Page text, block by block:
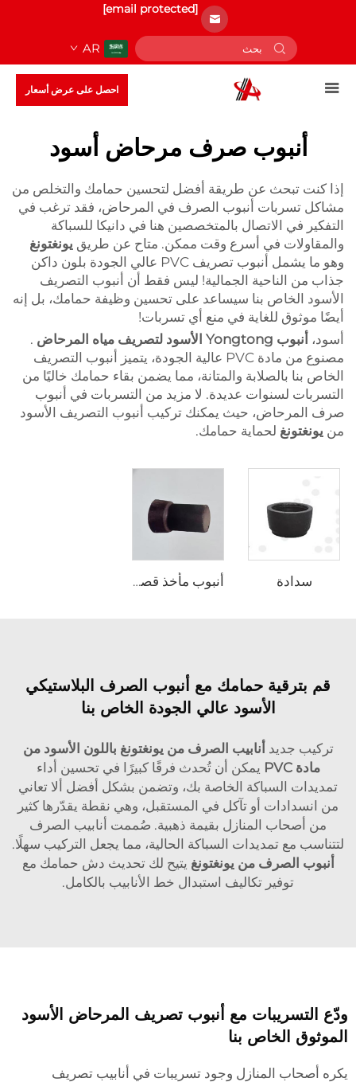
[email protected]
AR
احصل على عرض أسعار
أنبوب صرف مرحاض أسود
إذا كنت تبحث عن طريقة أفضل لتحسين حمامك والتخلص من
مشاكل تسربات أنبوب الصرف في المرحاض، فقد ترغب في
التفكير في الاتصال بالمتخصصين هنا في دانيكا للسباكة
والمقاولات في أسرع وقت ممكن. متاح عن طريق يونغتونغ
وهو ما يشمل أنبوب تصريف PVC عالي الجودة بلون داكن
جذاب من الناحية الجمالية! ليس فقط أن أنبوب التصريف
الأسود الخاص بنا سيساعد على تحسين وظيفة حمامك، بل إنه
أيضًا موثوق للغاية في منع أي تسربات!
أسود، أنبوب Yongtong الأسود لتصريف مياه المرحاض
.
مصنوع من مادة PVC عالية الجودة، يتميز أنبوب التصريف
الخاص بنا بالصلابة والمتانة، مما يضمن بقاء حمامك خاليًا من
التسربات لسنوات عديدة. لا مزيد من التسربات في أنبوب
صرف المرحاض، حيث يمكنك تركيب أنبوب التصريف الأسود
من يونغتونغ لحماية حمامك.
سدادة أنبوب مأخذ قصير
قم بترقية حمامك مع أنبوب الصرف البلاستيكي
الأسود عالي الجودة الخاص بنا
تركيب جديد أنابيب الصرف من يونغتونغ باللون الأسود من
مادة PVC
يمكن أن تُحدث فرقًا كبيرًا في تحسين أداء
تمديدات السباكة الخاصة بك، وتضمن بشكل أفضل ألا تعاني
من انسدادات أو تآكل في المستقبل، وهي نقطة يقدّرها كثير
من أصحاب المنازل بقيمة ذهبية. صُممت أنابيب الصرف
لتتناسب مع تمديدات السباكة الحالية، مما يجعل التركيب سهلًا.
أنبوب الصرف من يونغتونغ يتيح لك تحديث دش حمامك مع
توفير تكاليف استبدال خط الأنابيب بالكامل.
ودّع التسريبات مع أنبوب تصريف المرحاض الأسود
الموثوق الخاص بنا
يكره أصحاب المنازل وجود تسريبات في أنابيب تصريف